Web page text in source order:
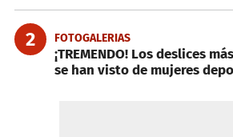
2 FOTOGALERIAS
¡TREMENDO! Los deslices
se han visto de mujeres